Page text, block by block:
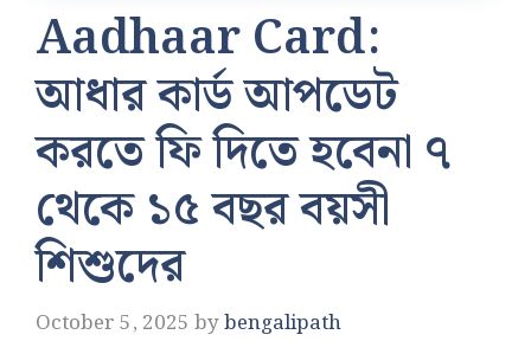
Aadhaar Card:
আধার কার্ড আপডেট
করতে ফি দিতে হবেনা ৭
থেকে ১৫ বছর বয়সী
শিশুদের
October 5, 2025 bybengalipath